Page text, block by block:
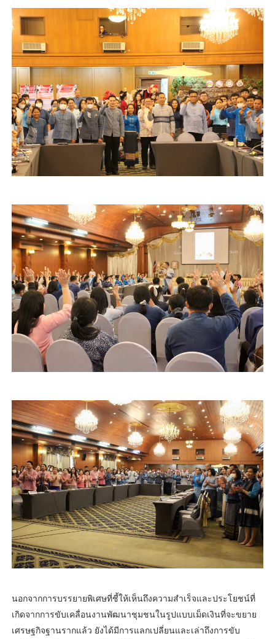
นอกจากการบรรยายพิเศษที่ชี้ให้เห็นถึงความสำเร็จและประโยชน์ที่
เกิดจากการขับเคลื่อนงานพัฒนาชุมชนในรูปแบบเม็ดเงินที่จะขยาย
เศรษฐกิจฐานรากแล้ว ยังได้มีการแลกเปลี่ยนและเล่าถึงการขับ